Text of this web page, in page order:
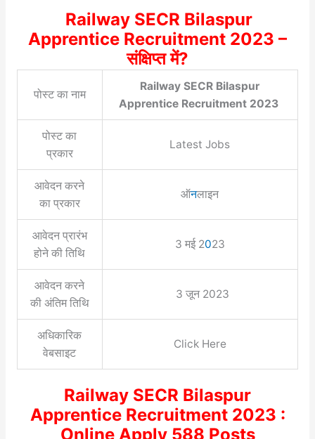
Railway SECR Bilaspur
Apprentice Recruitment 2023 –
संक्षिप्त में?
पोस्ट का नाम
Railway SECR Bilaspur
Apprentice Recruitment 2023
पोस्ट का
प्रकार
Latest Jobs
आवेदन करने
का प्रकार
ऑनलाइन
आवेदन प्रारंभ
होने की तिथि
3 मई 2023
आवेदन करने
की अंतिम तिथि
3 जून 2023
अधिकारिक
वेबसाइट
Click Here
Railway SECR Bilaspur
Apprentice Recruitment 2023 :
Online Apply 588 Posts